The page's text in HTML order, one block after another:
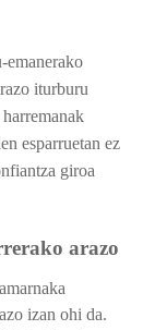
emanerako
iturburu
esparruetan ez
giroa
arazo
izan ohi da.